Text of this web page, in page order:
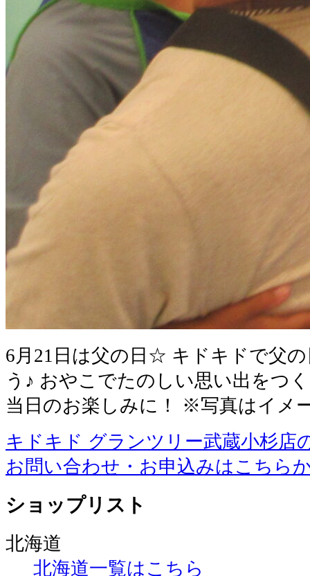
6月21日は父の日☆ キドキドで父
う♪ おやこでたのしい思い出をつ
当日のお楽しみに！ ※写真はイメ
キドキド グランツリー武蔵小杉店
お問い合わせ・お申込みはこちら
ショップリスト
北海道
北海道一覧はこちら